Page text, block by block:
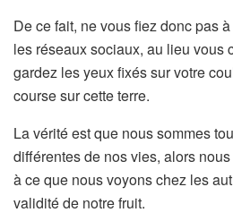
De ce fait, ne vous fiez donc pas
les réseaux sociaux, au lieu vous
gardez les yeux fixés sur votre
course sur cette terre.
La vérité est que nous sommes
différentes de nos vies, alors
à ce que nous voyons chez les
validité de notre fruit.